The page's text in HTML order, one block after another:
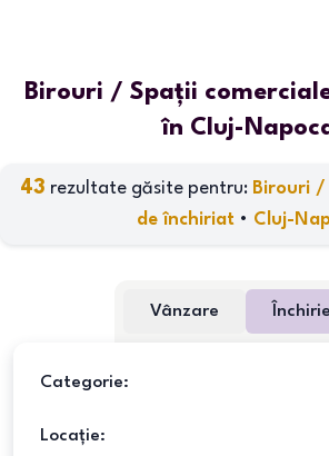
Birouri / Spații
în Cluj-
43 rezultate găsite pentru: Birouri /
de închiriat • Cluj-
Vânzare
Categorie:
Locație: